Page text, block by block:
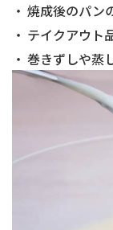
焼成後のパン
テイクアウト
巻きずしや蒸